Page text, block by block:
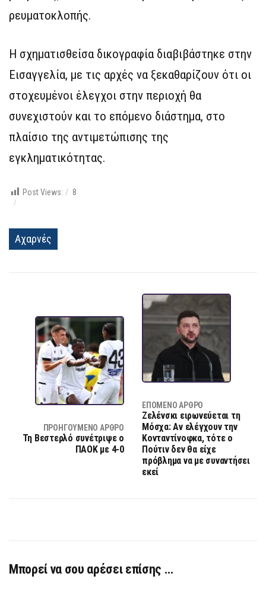
ρευματοκλοπής.
Η σχηματισθείσα δικογραφία διαβιβάστηκε στην
Εισαγγελία, με τις αρχές να ξεκαθαρίζουν ότι οι
στοχευμένοι έλεγχοι στην περιοχή θα
συνεχιστούν και το επόμενο διάστημα, στο
πλαίσιο της αντιμετώπισης της
εγκληματικότητας.
Post Views: 8
Αχαρνές
ΠΡΟΗΓΟΎΜΕΝΟ ΆΡΘΡΟ
Τη Βεστερλό συνέτριψε ο
ΠΑΟΚ με 4-0
ΕΠΌΜΕΝΟ ΆΡΘΡΟ
Ζελένσκι ειρωνεύεται τη
Μόσχα: Αν ελέγχουν την
Κονταντίνοφκα, τότε ο
Πούτιν δεν θα είχε
πρόβλημα να με συναντήσει
εκεί
Μπορεί να σου αρέσει επίσης …